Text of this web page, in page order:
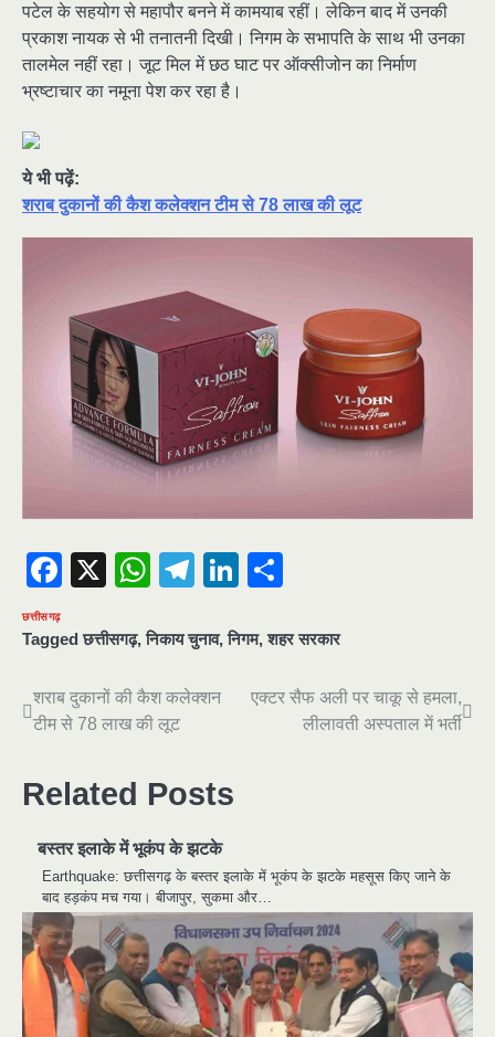
पटेल के सहयोग से महापौर बनने में कामयाब रहीं। लेकिन बाद में उनकी
प्रकाश नायक से भी तनातनी दिखी। निगम के सभापति के साथ भी उनका
तालमेल नहीं रहा। जूट मिल में छठ घाट पर ऑक्सीजोन का निर्माण
भ्रष्टाचार का नमूना पेश कर रहा है।
ये भी पढ़ें:
शराब दुकानों की कैश कलेक्शन टीम से 78 लाख की लूट
Facebook
X WhatsApp
Telegram
LinkedIn
छत्तीसगढ़
Taggedछत्तीसगढ़,निकाय चुनाव,निगम,शहर सरकार
Post
शराब दुकानों की कैश कलेक्शन
टीम से 78 लाख की लूट
एक्टर सैफ अली पर चाकू से हमला,
लीलावती अस्पताल में भर्ती
Related Posts
बस्तर इलाके में भूकंप के झटके
Earthquake: छत्तीसगढ़ के बस्तर इलाके में भूकंप के झटके महसूस किए जाने के
बाद हड़कंप मच गया। बीजापुर, सुकमा और…